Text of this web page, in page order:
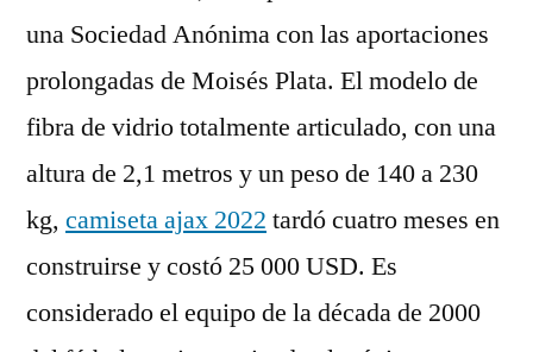
una Sociedad Anónima con las aportaciones
prolongadas de Moisés Plata. El modelo de
fibra de vidrio totalmente articulado, con una
altura de 2,1 metros y un peso de 140 a 230
kg, camiseta ajax 2022 tardó cuatro meses en
construirse y costó 25 000 USD. Es
considerado el equipo de la década de 2000